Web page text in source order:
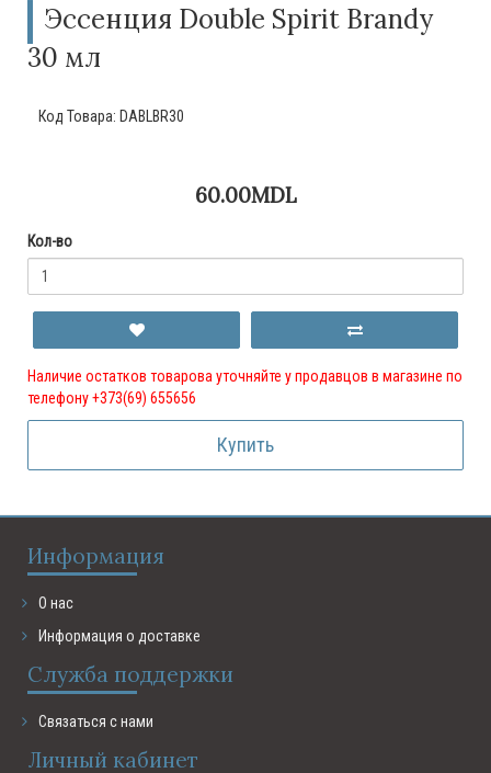
Эссенция Double Spirit Brandy
30 мл
Код Товара: DABLBR30
60.00MDL
Кол-во
Наличие остатков товарова уточняйте у продавцов в магазине по
телефону +373(69) 655656
Купить
Информация
О нас
Информация о доставке
Служба поддержки
Связаться с нами
Личный кабинет